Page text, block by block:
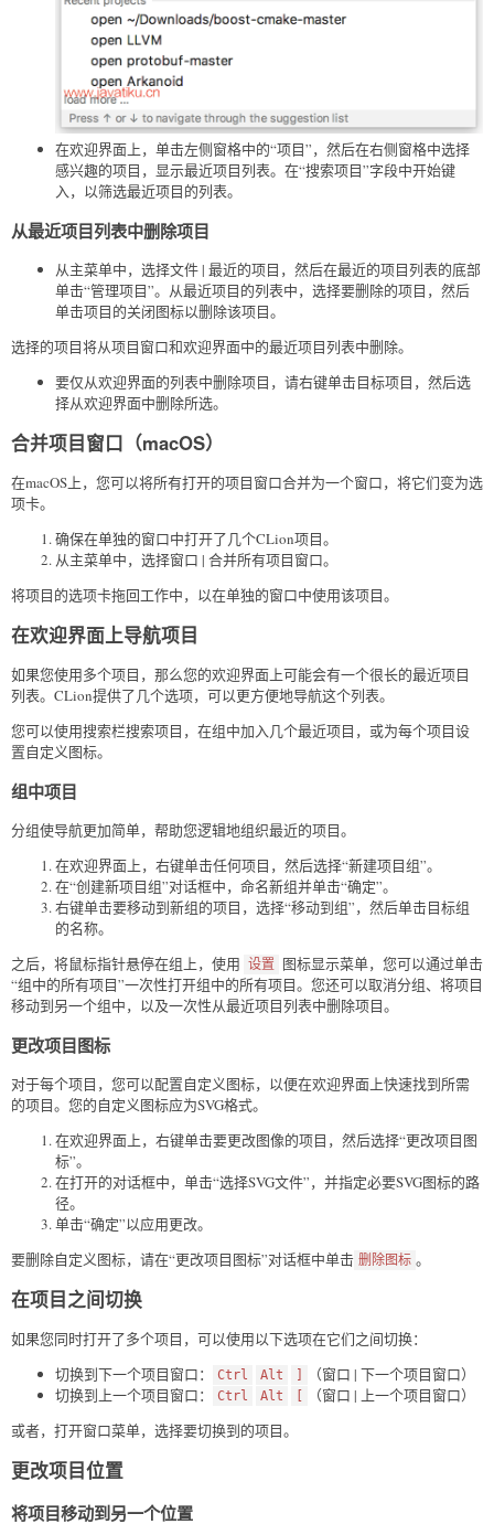
在欢迎界面上，单击左侧窗格中的“项目”，然后在右侧窗格中选择
感兴趣的项目，显示最近项目列表。在“搜索项目”字段中开始键
入，以筛选最近项目的列表。
从最近项目列表中删除项目
从主菜单中，选择文件 | 最近的项目，然后在最近的项目列表的底部
单击“管理项目”。从最近项目的列表中，选择要删除的项目，然后
单击项目的关闭图标以删除该项目。
选择的项目将从项目窗口和欢迎界面中的最近项目列表中删除。
要仅从欢迎界面的列表中删除项目，请右键单击目标项目，然后选
择从欢迎界面中删除所选。
合并项目窗口（macOS）
在macOS上，您可以将所有打开的项目窗口合并为一个窗口，将它们变为选
项卡。
确保在单独的窗口中打开了几个CLion项目。
从主菜单中，选择窗口 | 合并所有项目窗口。
将项目的选项卡拖回工作中，以在单独的窗口中使用该项目。
在欢迎界面上导航项目
如果您使用多个项目，那么您的欢迎界面上可能会有一个很长的最近项目
列表。CLion提供了几个选项，可以更方便地导航这个列表。
您可以使用搜索栏搜索项目，在组中加入几个最近项目，或为每个项目设
置自定义图标。
组中项目
分组使导航更加简单，帮助您逻辑地组织最近的项目。
在欢迎界面上，右键单击任何项目，然后选择“新建项目组”。
在“创建新项目组”对话框中，命名新组并单击“确定”。
右键单击要移动到新组的项目，选择“移动到组”，然后单击目标组
的名称。
之后，将鼠标指针悬停在组上，使用 设置
图标显示菜单，您可以通过单击
“组中的所有项目”一次性打开组中的所有项目。您还可以取消分组、将项目
移动到另一个组中，以及一次性从最近项目列表中删除项目。
更改项目图标
对于每个项目，您可以配置自定义图标，以便在欢迎界面上快速找到所需
的项目。您的自定义图标应为SVG格式。
在欢迎界面上，右键单击要更改图像的项目，然后选择“更改项目图
标”。
在打开的对话框中，单击“选择SVG文件”，并指定必要SVG图标的路
径。
单击“确定”以应用更改。
要删除自定义图标，请在“更改项目图标”对话框中单击 删除图标 。
在项目之间切换
如果您同时打开了多个项目，可以使用以下选项在它们之间切换：
切换到下一个项目窗口：
Ctrl Alt
（窗口 | 下一个项目窗口）
切换到上一个项目窗口：
Ctrl Alt
（窗口 | 上一个项目窗口）
或者，打开窗口菜单，选择要切换到的项目。
更改项目位置
将项目移动到另一个位置